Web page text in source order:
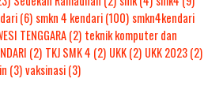
(6) smkn 4 kendari(100) smkn4kendari
TENGGARA(2) teknik komputer dan
(2) TKJ SMK 4 (2) UKK(2) UKK 2023(2)
(3)vaksinasi(3)